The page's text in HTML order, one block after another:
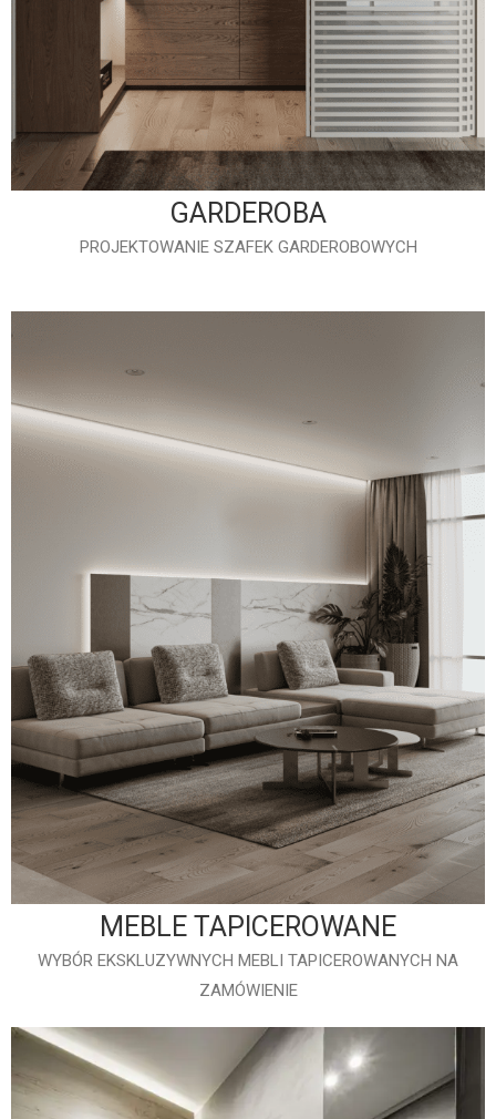
GARDEROBA
PROJEKTOWANIE SZAFEK GARDEROBOWYCH
MEBLE TAPICEROWANE
WYBÓR EKSKLUZYWNYCH MEBLI TAPICEROWANYCH NA
ZAMÓWIENIE